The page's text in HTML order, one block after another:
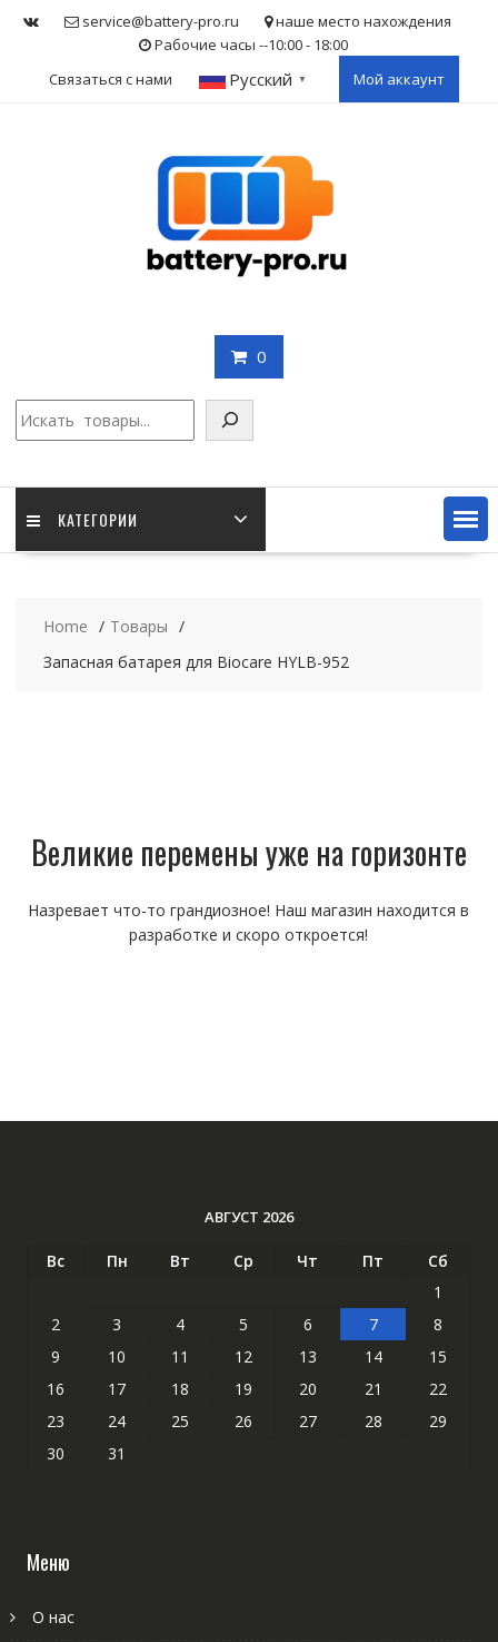
service@battery-pro.ru
наше место нахождения
Рабочие часы --10:00 - 18:00
Связаться с нами
Русский ▼ Мой аккаунт
0
КАТЕГОРИИ
Home
Товары
Запасная батарея для Biocare HYLB-952
Великие перемены уже на горизонте
Назревает что-то грандиозное! Наш магазин находится в
разработке и скоро откроется!
АВГУСТ 2026
Вс Пн Вт Ср Чт Пт
Сб
1
2
3 4 5 6 7
8
9
10 11 12 13 14
15
16
17 18 19 20 21
22
23
24 25 26 27 28
29
30
31
Меню
О нас